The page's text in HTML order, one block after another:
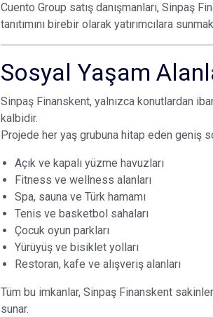
Cuento Group satış danışmanları, Sinpaş
tanıtımını birebir olarak yatırımcılara
Sosyal Yaşam
Sinpaş Finanskent, yalnızca konutlardan
kalbidir.
Projede her yaş grubuna hitap eden geniş
Açık ve kapalı yüzme havuzları
Fitness ve wellness alanları
Spa, sauna ve Türk hamamı
Tenis ve basketbol sahaları
Çocuk oyun parkları
Yürüyüş ve bisiklet yolları
Restoran, kafe ve alışveriş alanları
Tüm bu imkanlar, Sinpaş Finanskent
sunar.